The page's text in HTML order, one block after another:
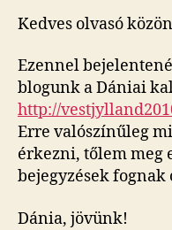
Kedves olvasó
Ezennel
blogunk a Dániai
http://
Erre valószínűleg
érkezni, tőlem meg
bejegyzések
Dánia, jövünk!